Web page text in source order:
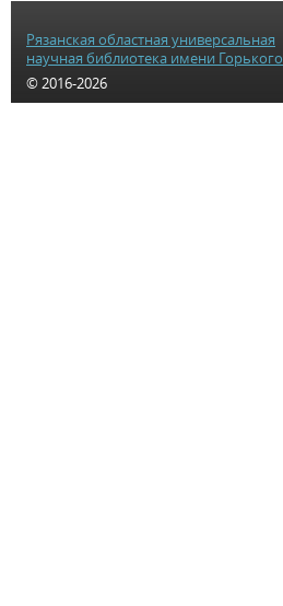
Рязанская областная универсальная
научная библиотека имени Горького
© 2016-2026